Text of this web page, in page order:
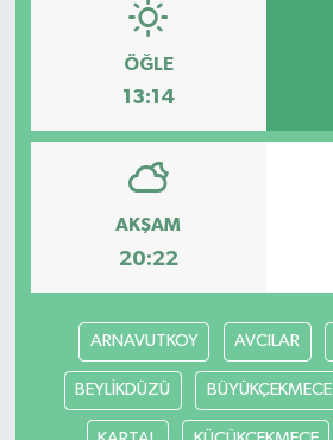
ÖĞLE
13:14
AKŞAM
20:22
ARNAVUTKOY AVCILAR
BEYLİKDÜZÜ BÜYÜKÇEKMECE
TEKNOLOJİ
TİCARET